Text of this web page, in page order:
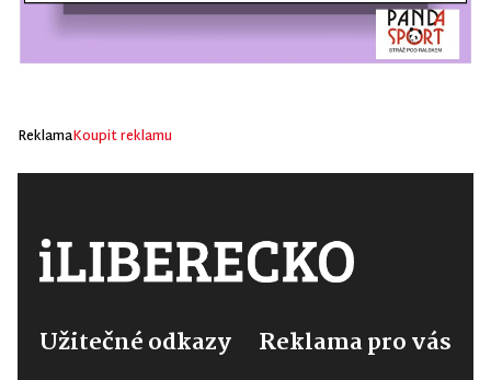
ReklamaKoupit reklamu
Užitečné odkazy Reklama pro vás